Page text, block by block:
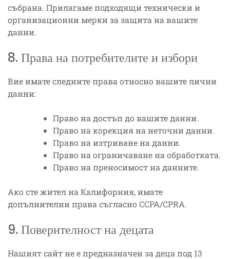
събрана. Прилагаме подходящи технически и
организационни мерки за защита на вашите
данни.
8. Права на потребителите и избори
Вие имате следните права относно вашите лични
данни:
Право на достъп до вашите данни.
Право на корекция на неточни данни.
Право на изтриване на данни.
Право на ограничаване на обработката.
Право на преносимост на данните.
Ако сте жител на Калифорния, имате
допълнителни права съгласно CCPA/CPRA.
9. Поверителност на децата
Нашият сайт не е предназначен за деца под 13